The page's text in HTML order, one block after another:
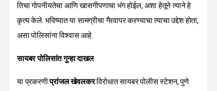
तिचा गोपनीयतेचा आणि खासगीपणाचा भंग होईल, अशा हेतूने त्याने हे
कृत्य केले. भविष्यात या सामग्रीचा गैरवापर करण्याचा त्याचा उद्देश होता,
असा पोलिसांना विश्वास आहे.
सायबर पोलिसांत गुन्हा दाखल
या प्रकरणीप्रांजल खेवलकरविरोधात सायबर पोलीस स्टेशन, पुणे